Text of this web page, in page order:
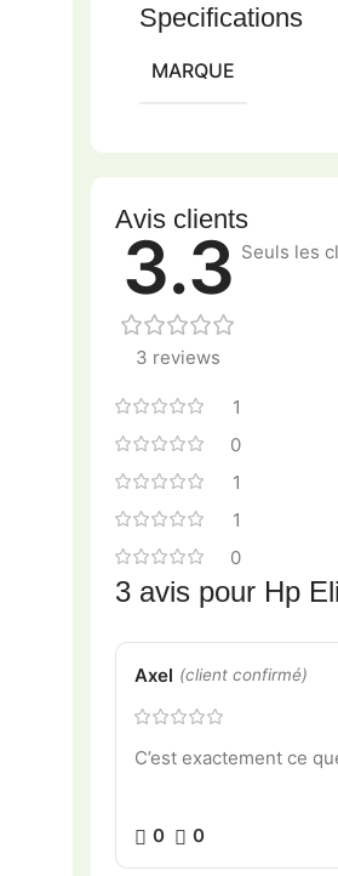
Specifications
MARQUE
Avis clients
3.3
3 reviews
1
0
1
1
0
3 avis pour Hp
Axel (client confirmé)
C’est exactement ce
0 0
Seuls les